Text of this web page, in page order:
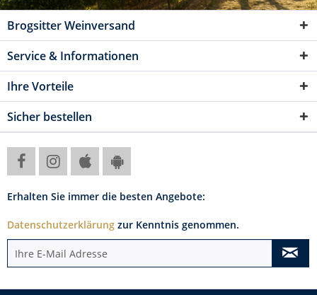
Brogsitter Weinversand
Service & Informationen
Ihre Vorteile
Sicher bestellen
Erhalten Sie immer die besten Angebote:
Datenschutzerklärung zur Kenntnis genommen.